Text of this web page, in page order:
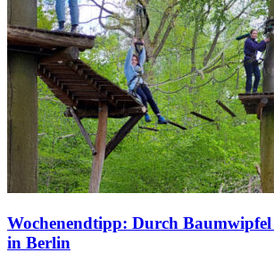
Wochenendtipp: Durch Baumwipfel
in Berlin